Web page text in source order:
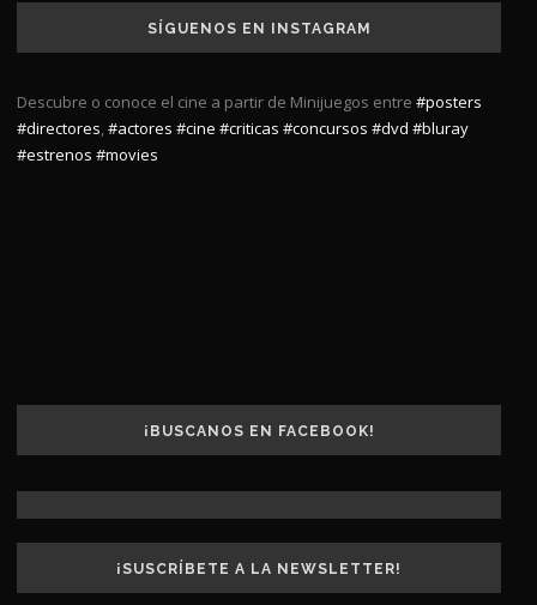
SÍGUENOS EN INSTAGRAM
Descubre o conoce el cine a partir de Minijuegos entre #posters
#directores #actores #cine #criticas #concursos #dvd #bluray
#estrenos #movies
¡BUSCANOS EN FACEBOOK!
¡SUSCRÍBETE A LA NEWSLETTER!